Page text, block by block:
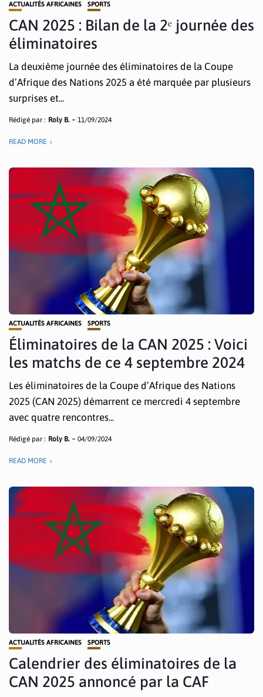
ACTUALITÉS AFRICAINES SPORTS
CAN 2025 : Bilan de la 2ᵉ journée des
éliminatoires
La deuxième journée des éliminatoires de la Coupe
d’Afrique des Nations 2025 a été marquée par plusieurs
surprises et...
Rédigé par : Roly B. 11/09/2024
READ MORE
ACTUALITÉS AFRICAINES SPORTS
Éliminatoires de la CAN 2025 : Voici
les matchs de ce 4 septembre 2024
Les éliminatoires de la Coupe d’Afrique des Nations
2025 (CAN 2025) démarrent ce mercredi 4 septembre
avec quatre rencontres...
Rédigé par : Roly B. 04/09/2024
READ MORE
ACTUALITÉS AFRICAINES SPORTS
Calendrier des éliminatoires de la
CAN 2025 annoncé par la CAF